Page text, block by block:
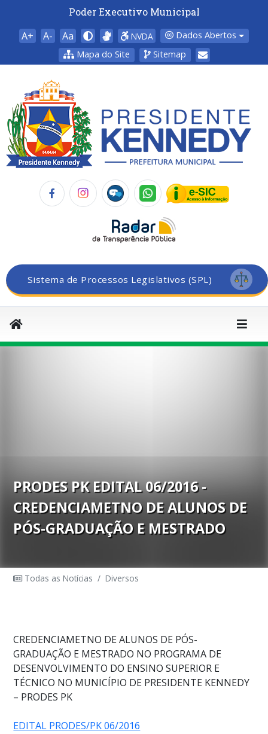
Poder Executivo Municipal
A+ A- Aa NVDA
Dados Abertos
Mapa do Site
Sitemap
Sistema de Processos Legislativos (SPL)
PRODES PK EDITAL 06/2016 -
CREDENCIAMETNO DE ALUNOS DE
PÓS-GRADUAÇÃO E MESTRADO
Todas as Notícias / Diversos
CREDENCIAMETNO DE ALUNOS DE PÓS-
GRADUAÇÃO E MESTRADO NO PROGRAMA DE
DESENVOLVIMENTO DO ENSINO SUPERIOR E
TÉCNICO NO MUNICÍPIO DE PRESIDENTE KENNEDY
– PRODES PK
EDITAL PRODES/PK 06/2016